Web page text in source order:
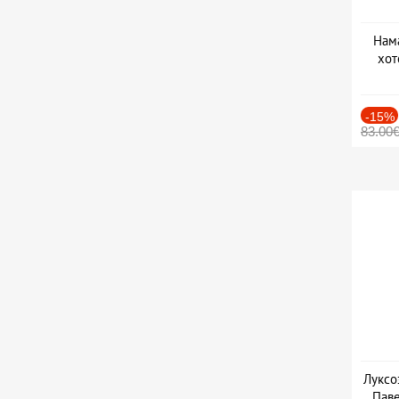
-15%
83.00€